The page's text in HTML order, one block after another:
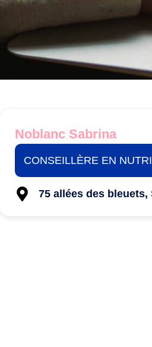
Noblanc Sabrina
CONSEILLÈRE EN
75 allées des